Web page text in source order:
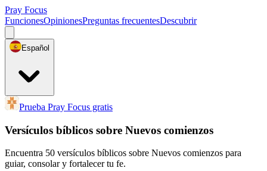
Pray Focus
FuncionesOpinionesPreguntas frecuentesDescubrir
Español
Prueba Pray Focus gratis
Versículos bíblicos sobre Nuevos comienzos
Encuentra 50 versículos bíblicos sobre Nuevos comienzos para
guiar, consolar y fortalecer tu fe.